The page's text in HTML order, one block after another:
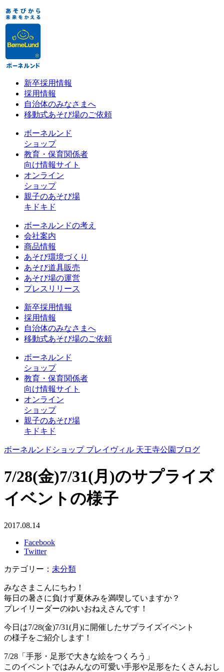
新卒採用情報
採用情報
自治体のみなさまへ
移動式あそび場のご依頼
ボーネルンド
ショップ
教育・保育関係者
向け情報サイト
オンライン
ショップ
親子のあそび場
キドキド
ボーネルンドの考え
会社案内
商品情報
あそび環境づくり
あそび道具販売
あそび場の運営
プレスリリース
新卒採用情報
採用情報
自治体のみなさまへ
移動式あそび場のご依頼
ボーネルンド
ショップ
教育・保育関係者
向け情報サイト
オンライン
ショップ
親子のあそび場
キドキド
ボーネルンドショップ プレイヴィル 天王寺公園ブログ
7/28(金)7/31(月)のサプライズ
イベントの様子
2017.08.14
Facebook
Twitter
カテゴリー： 未分類
みなさまこんにちわ！
毎日の暑さに負けず夏休みを満喫していますか？
プレイリーダーのゆいおねえさんです！
今日は7/28(金)7/31(月)に開催したサプライズイベント
の様子をご紹介します！
7/28「手形・足形で大きな絵をつくろう」
このイベントではみんなの可愛い手形や足形をたくさんおし